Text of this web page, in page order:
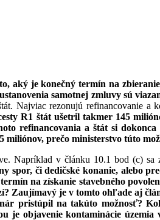
aký je konečný termín na
samotnej zmluvy sú
Najviac rezonujú refinancovanie a
R1 štát ušetril takmer 145
refinancovania a štát si
prečo ministerstvo túto
Napríklad v článku 10.1 bod (c) sa
či dedičské konanie, alebo
na získanie stavebného
Zaujímavý je v tomto ohľade aj
pristúpil na takúto možnosť?
je objavenie kontaminácie